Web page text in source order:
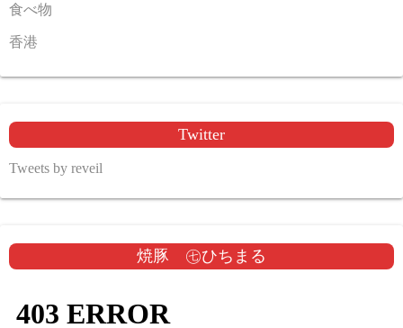
食べ物
香港
Twitter
Tweets by reveil
焼豚 ㊆ひちまる